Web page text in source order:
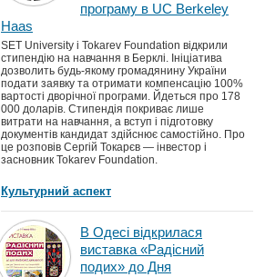
програму в UC Berkeley
Haas
SET University і Tokarev Foundation відкрили
стипендію на навчання в Берклі. Ініціатива
дозволить будь-якому громадянину України
подати заявку та отримати компенсацію 100%
вартості дворічної програми. Йдеться про 178
000 доларів. Стипендія покриває лише
витрати на навчання, а вступ і підготовку
документів кандидат здійснює самостійно. Про
це розповів Сергій Токарєв — інвестор і
засновник Tokarev Foundation.
Культурний аспект
В Одесі відкрилася
виставка «Радісний
подих» до Дня